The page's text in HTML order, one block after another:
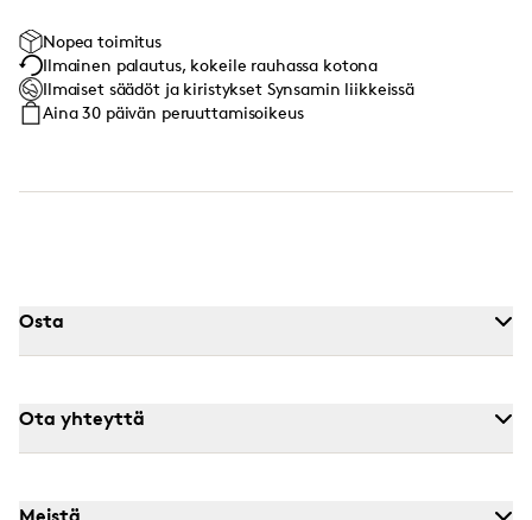
Nopea toimitus
Ilmainen palautus, kokeile rauhassa kotona
Ilmaiset säädöt ja kiristykset Synsamin liikkeissä
Aina 30 päivän peruuttamisoikeus
Osta
Ota yhteyttä
Meistä